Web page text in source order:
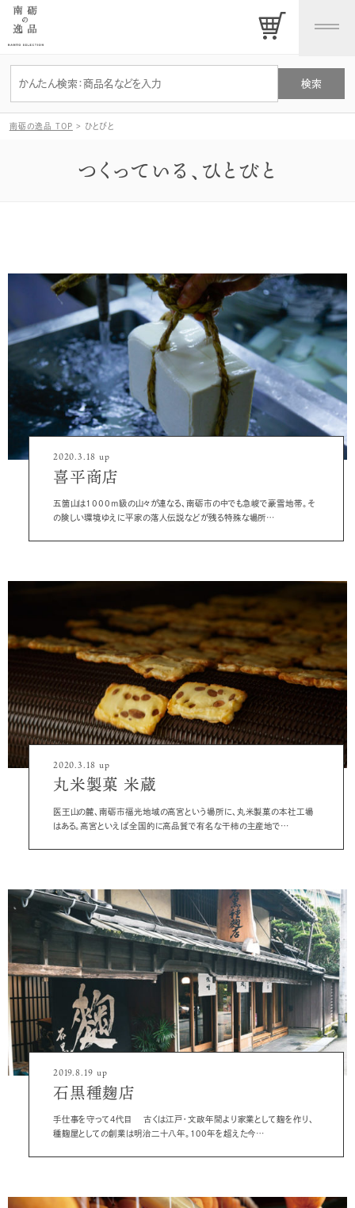
南砺の逸品 TOP > ひとびと
つくっている、ひとびと
2020.3.18 up
喜平商店
五箇山は1000m級の山々が連なる、南砺市の中でも急峻で豪雪地帯。そ
の険しい環境ゆえに平家の落人伝説などが残る特殊な場所…
2020.3.18 up
丸米製菓 米蔵
医王山の麓、南砺市福光地域の高宮という場所に、丸米製菓の本社工場
はある。高宮といえば全国的に高品質で有名な干柿の主産地で…
2019.8.19 up
石黒種麹店
手仕事を守って４代目 古くは江戸・文政年間より家業として麹を作り、
種麹屋としての創業は明治二十八年。１００年を超えた今…